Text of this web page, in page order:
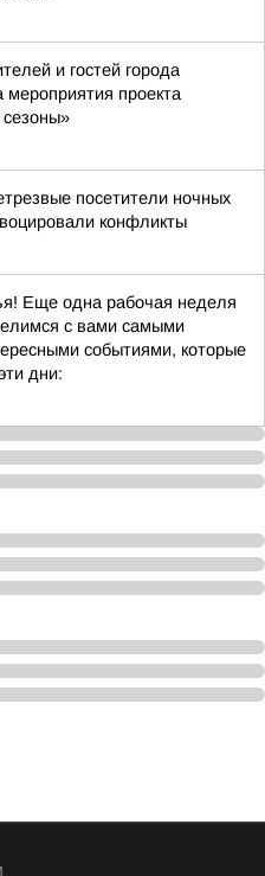
и гостей города
проекта
сезоны»
посетители ночных
конфликты
Еще одна рабочая неделя
с вами самыми
событиями, которые
дни: